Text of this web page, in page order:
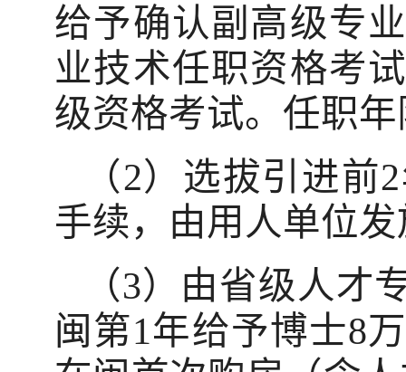
给予确认副高级专
业技术任职资格考
级资格考试。任职
（2）选拔引进
手续，由用人单位
（3）由省级人才
闽第1年给予博士8